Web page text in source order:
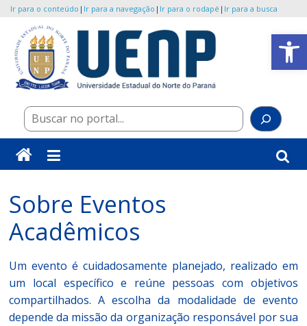
Abrir a barra de ferramentas
Ir para o conteúdo | Ir para a navegação | Ir para o rodapé | Ir para a busca
para
conteúdo
UENP/Eventos
Portal
Eventos
da
Universidade
Sobre Eventos
Acadêmicos
Um evento é cuidadosamente planejado, realizado em
um local específico e reúne pessoas com objetivos
compartilhados. A escolha da modalidade de evento
depende da missão da organização responsável por sua